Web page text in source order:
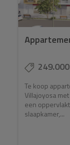
Te koop
Villajoyosa
een
slaapkamer,...